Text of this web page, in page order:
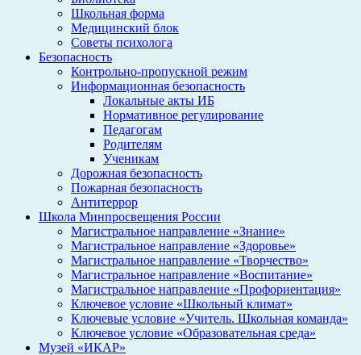
Школьная форма
Медицинский блок
Советы психолога
Безопасность
Контрольно-пропускной режим
Информационная безопасность
Локальные акты ИБ
Нормативное регулирование
Педагогам
Родителям
Ученикам
Дорожная безопасность
Пожарная безопасность
Антитеррор
Школа Минпросвещения России
Магистральное направление «Знание»
Магистральное направление «Здоровье»
Магистральное направление «Творчество»
Магистральное направление «Воспитание»
Магистральное направление «Профориентация»
Ключевое условие «Школьный климат»
Ключевые условие «Учитель. Школьная команда»
Ключевое условие «Образовательная среда»
Музей «ИКАР»